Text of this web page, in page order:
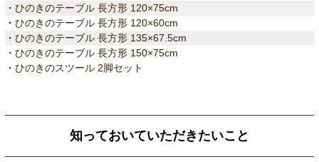
・ ひのきのテーブル 長方形 120×75cm
・ ひのきのテーブル 長方形 120×60cm
・ ひのきのテーブル 長方形 135×67.5cm
・ ひのきのテーブル 長方形 150×75cm
・ ひのきのスツール 2脚セット
知っておいていただきたいこと